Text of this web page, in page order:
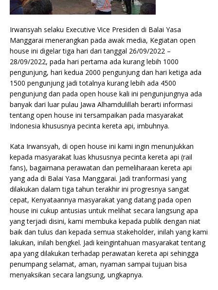
Irwansyah selaku Executive Vice Presiden di Balai Yasa
Manggarai menerangkan pada awak media, Kegiatan open
house ini digelar tiga hari dari tanggal 26/09/2022 –
28/09/2022, pada hari pertama ada kurang lebih 1000
pengunjung, hari kedua 2000 pengunjung dan hari ketiga ada
1500 pengunjung jadi totalnya kurang lebih ada 4500
pengunjung dan pada open house kali ini pengunjungnya ada
banyak dari luar pulau Jawa Alhamdulillah berarti informasi
tentang open house ini tersampaikan pada masyarakat
Indonesia khususnya pecinta kereta api, imbuhnya.
Kata Irwansyah, di open house ini kami ingin menunjukkan
kepada masyarakat luas khususnya pecinta kereta api (rail
fans), bagaimana perawatan dan pemeliharaan kereta api
yang ada di Balai Yasa Manggarai. Jadi tranformasi yang
dilakukan dalam tiga tahun terakhir ini progresnya sangat
cepat, Kenyataannya masyarakat yang datang pada open
house ini cukup antusias untuk melihat secara langsung apa
yang terjadi disini, kami membuka kepada publik dengan niat
baik dan tulus dan kepada semua stakeholder, inilah yang kami
lakukan, inilah bengkel. Jadi keingintahuan masyarakat tentang
apa yang dilakukan terhadap perawatan kereta api sehingga
penumpang selamat, aman, nyaman sampai tujuan bisa
menyaksikan secara langsung, ungkapnya.